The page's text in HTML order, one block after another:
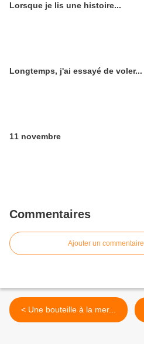
Lorsque je lis une histoire...
Longtemps, j'ai essayé de voler...
11 novembre
Commentaires
Ajouter un commentaire
< Une bouteille à la mer...